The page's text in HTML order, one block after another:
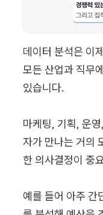
데이터 분석은 이
모든 산업과 직무
있습니다.
마케팅, 기획, 운
자가 만나는 거의
한 의사결정이 중
예를 들어 아주 간